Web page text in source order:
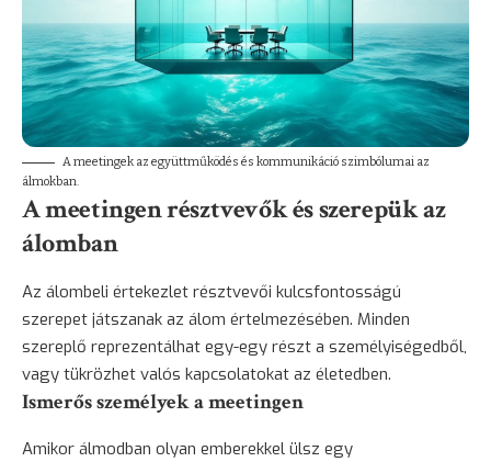
A meetingek az együttműködés és kommunikáció szimbólumai az
álmokban.
A meetingen résztvevők és szerepük az
álomban
Az álombeli értekezlet résztvevői kulcsfontosságú
szerepet játszanak az álom értelmezésében. Minden
szereplő reprezentálhat egy-egy részt a személyiségedből,
vagy tükrözhet valós kapcsolatokat az életedben.
Ismerős személyek a meetingen
Amikor álmodban olyan emberekkel ülsz egy